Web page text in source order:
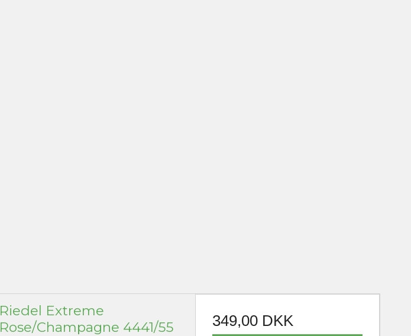
Riedel Extreme
Rose/Champagne 4441/55
349,00 DKK